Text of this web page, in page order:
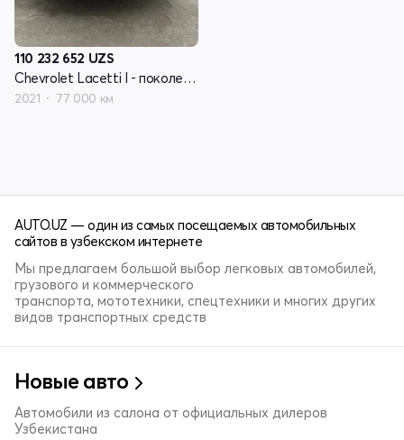
110 232 652 UZS
Chevrolet Lacetti I - поколение рестайлинг
2021 77 000 км
AUTO.UZ — один из самых посещаемых автомобильных
сайтов в узбекском интернете
Мы предлагаем большой выбор легковых автомобилей,
грузового и коммерческого
транспорта, мототехники, спецтехники и многих других
видов транспортных средств
Новые авто
Автомобили из салона от официальных дилеров
Узбекистана